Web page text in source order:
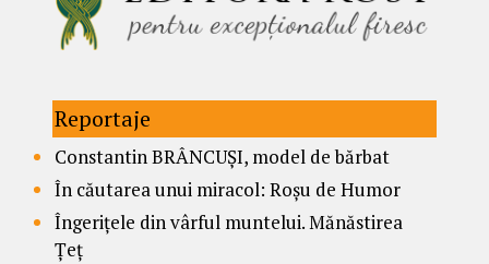
Reportaje
Constantin BRÂNCUȘI, model de bărbat
În căutarea unui miracol: Roșu de Humor
Îngerițele din vârful muntelui. Mănăstirea
Țeț